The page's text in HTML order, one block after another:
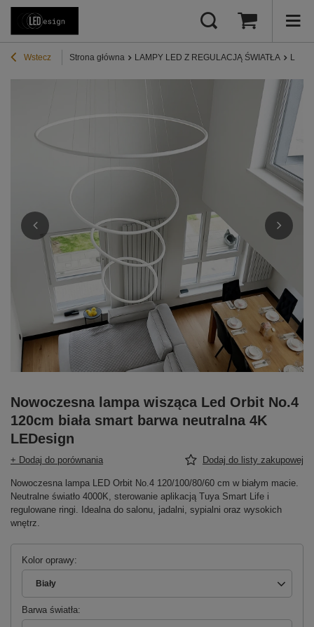
Wstecz Strona główna LAMPY LED Z REGULACJĄ ŚWIATŁA
Nowoczesna lampa wisząca Led Orbit No.4
120cm biała smart barwa neutralna 4K
LEDesign
+ Dodaj do porównania Dodaj do listy zakupowej
Nowoczesna lampa LED Orbit No.4 120/100/80/60 cm w białym macie.
Neutralne światło 4000K, sterowanie aplikacją Tuya Smart Life i
regulowane ringi. Idealna do salonu, jadalni, sypialni oraz wysokich
wnętrz.
Kolor oprawy
Biały
Barwa światła